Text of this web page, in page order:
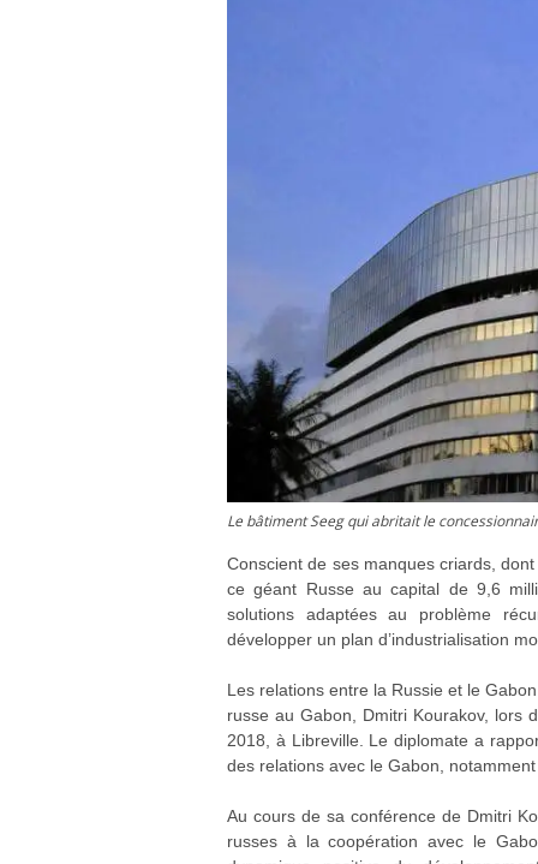
Le bâtiment Seeg qui abritait le
Conscient de ses manques criards,
ce géant Russe au capital de 9,6
solutions adaptées au problème
développer un plan d’industrialisation
Les relations entre la Russie et le
russe au Gabon, Dmitri Kourakov, lors
2018, à Libreville. Le diplomate a
des relations avec le Gabon,
Au cours de sa conférence de Dmitri
russes à la coopération avec le